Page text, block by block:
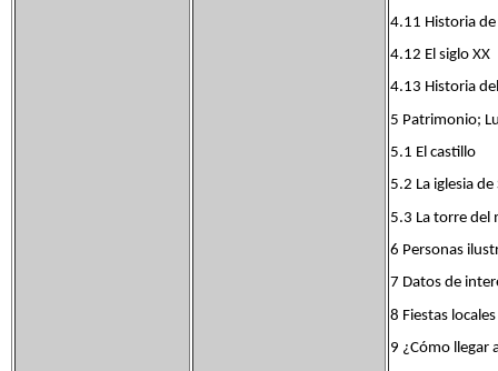
4.11 Historia de
4.12 El siglo XX
4.13 Historia
5 Patrimonio;
5.1 El castillo
5.2 La iglesia
5.3 La torre del
6 Personas
7 Datos de
8 Fiestas locales
9 ¿Cómo llegar